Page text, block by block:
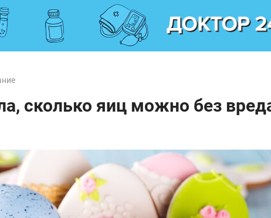
сколько яиц можно без